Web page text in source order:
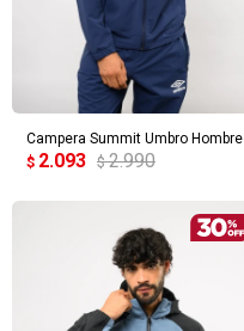
Campera Summit Umbro Hombre
$ 2.093 $ 2.990
¡Sumate a
Comprá en 3
12 cuotas *
* sujeto
Verifica si estás